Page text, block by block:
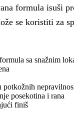
formula isuši
se koristiti za
sa snažnim
potkožnih
posekotina i rana
finiš